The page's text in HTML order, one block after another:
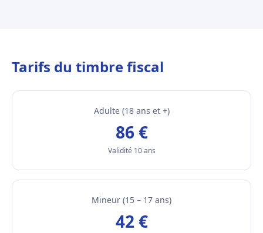
Tarifs du timbre fiscal
Adulte (18 ans et +)
86 €
Validité 10 ans
Mineur (15 – 17 ans)
42 €